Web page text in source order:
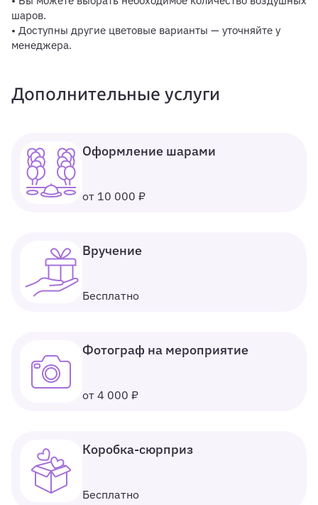
шаров.
• Доступны другие цветовые варианты — уточняйте у
менеджера.
Дополнительные услуги
Оформление шарами
от 10 000 ₽
Вручение
Бесплатно
Фотограф на мероприятие
от 4 000 ₽
Коробка-сюрприз
Бесплатно